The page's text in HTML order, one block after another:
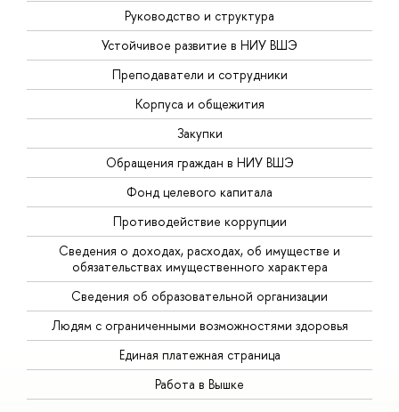
Руководство и структура
Устойчивое развитие в НИУ ВШЭ
Преподаватели и сотрудники
Корпуса и общежития
Закупки
Обращения граждан в НИУ ВШЭ
Фонд целевого капитала
Противодействие коррупции
Сведения о доходах, расходах, об имуществе и
обязательствах имущественного характера
Сведения об образовательной организации
Людям с ограниченными возможностями здоровья
Единая платежная страница
Работа в Вышке